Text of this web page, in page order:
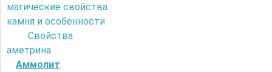
магические свойства
камня и особенности
Свойства
аметрина
Аммолит